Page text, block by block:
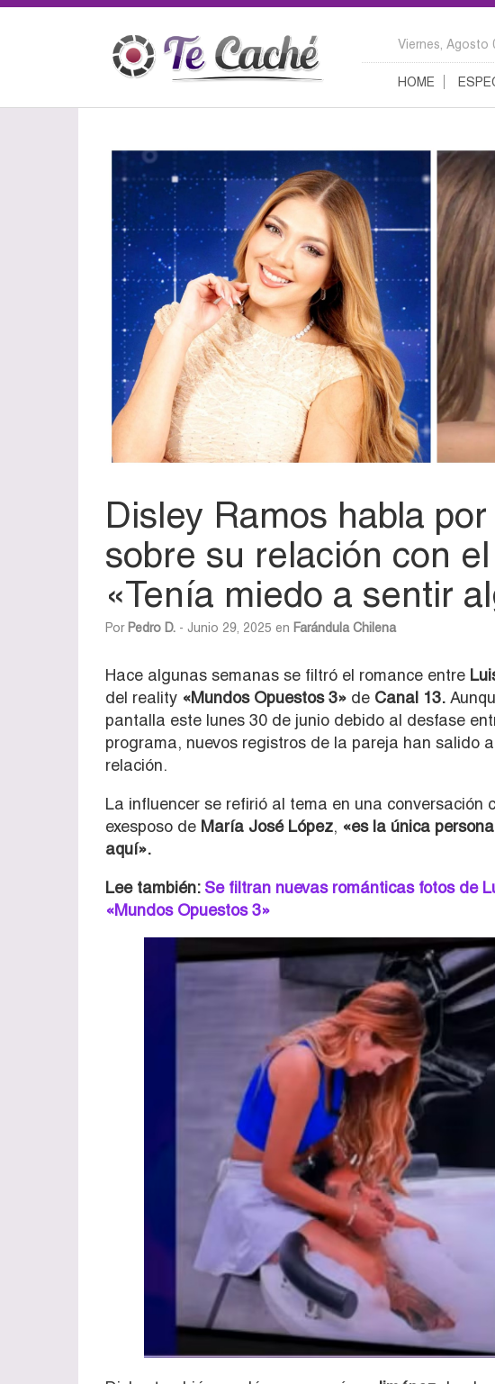
Viernes, Agosto
HOME
Disley Ramos habla
sobre su relación con el
«Tenía miedo a sentir
Por Pedro D. - Junio 29, 2025 en Farándula Chilena
Hace algunas semanas se filtró el romance entre
del reality «Mundos Opuestos 3» de Canal 13.
pantalla este lunes 30 de junio debido al desfase
programa, nuevos registros de la pareja han salido
relación.
La influencer se refirió al tema en una conversación
exesposo de María José López, «es la única
aquí».
Lee también: Se filtran nuevas románticas fotos de
«Mundos Opuestos 3»